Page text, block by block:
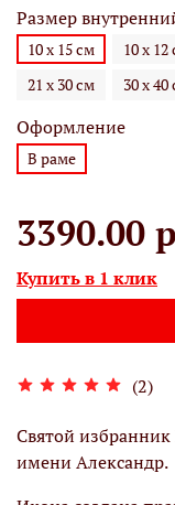
(2)
Размер
10 х 15 см 10 х 12
21 х 30 см
30 х 40
Оформление
В раме
3390.00
Купить в 1 клик
Святой
имени Александр.